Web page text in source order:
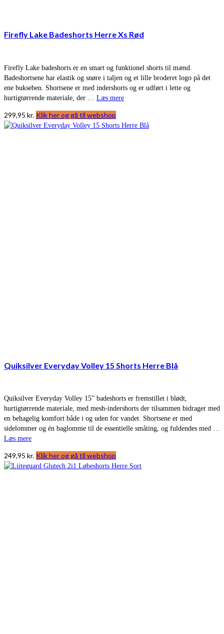
Firefly Lake Badeshorts Herre Xs Rød
Firefly Lake badeshorts er en smart og funktionel shorts til mænd.
Badeshortsene har elastik og snøre i taljen og et lille broderet logo på det
ene bukseben. Shortsene er med indershorts og er udført i lette og
hurtigtørrende materiale, der … Læs mere
299,95 kr. Klik her og gå til webshop
Quiksilver Everyday Volley 15 Shorts Herre Blå
Quiksilver Everyday Volley 15” badeshorts er fremstillet i blødt,
hurtigtørrende materiale, med mesh-indershorts der tilsammen bidrager med
en behagelig komfort både i og uden for vandet. Shortsene er med
sidelommer og én baglomme til de essentielle småting, og fuldendes med …
Læs mere
249,95 kr. Klik her og gå til webshop